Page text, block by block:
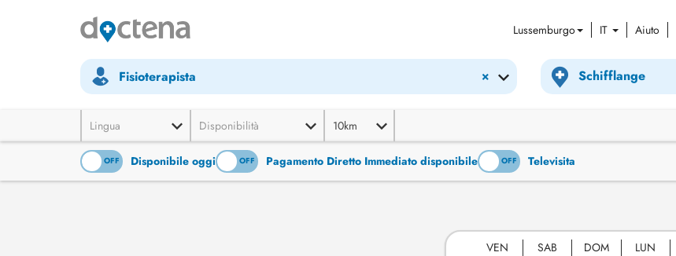
Lussemburgo IT Aiuto
×
Fisioterapista
Lingua Disponibilità 10km
OFF Disponibile oggi
ON OFF Pagamento Diretto Immediato disponibile
ON OFF Televisita
VEN SAB DOM LUN